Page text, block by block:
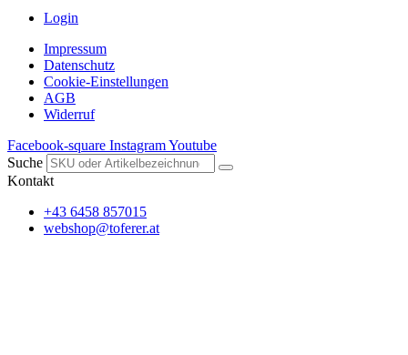
Login
Impressum
Datenschutz
Cookie-Einstellungen
AGB
Widerruf
Facebook-square InstagramYoutube
Suche
Kontakt
+43 6458 857015
webshop@toferer.at